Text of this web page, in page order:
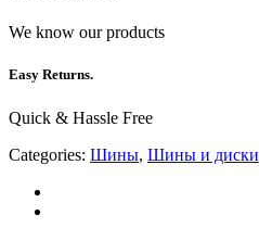
We know our products
Easy Returns.
Quick & Hassle Free
Categories: Шины, Шины и диски